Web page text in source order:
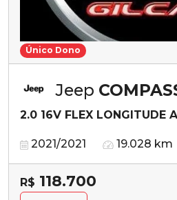
Único Dono
Jeep
2.0 16V FLEX LONGITUDE
2021/2021 19.028 km
R$ 118.700